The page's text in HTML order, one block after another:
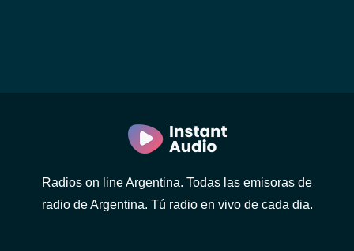
Radios on line Argentina. Todas las emisoras de
radio de Argentina. Tú radio en vivo de cada dia.